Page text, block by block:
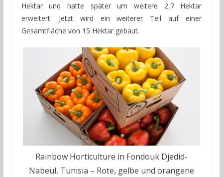
Hektar und hatte später um weitere 2,7 Hektar
erweitert. Jetzt wird ein weiterer Teil auf einer
Gesamtfläche von 15 Hektar gebaut.
Rainbow Horticulture in Fondouk Djedid-
Nabeul, Tunisia – Rote, gelbe und orangene